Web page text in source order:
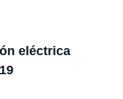
eléctrica